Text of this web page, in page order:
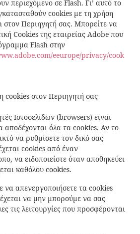
περιεχόμενο σε Flash. Γι’ αυτό το
cookies με τη χρήση
στον Περιηγητή σας. Μπορείτε να
Cookies της εταιρείας Adobe που
Flash στην
eeurope/privacy/cook
cookies στον Περιηγητή σας
Ιστοσελίδων (browsers) είναι
αποδέχονται όλα τα cookies. Αν το
να ρυθμίσετε τον δικό σας
cookies από έναν
να ειδοποιείστε όταν αποθηκεύει
καθόλου cookies.
να απενεργοποιήσετε τα cookies
να μην μπορούμε να σας
τις λειτουργίες που προσφέρονται